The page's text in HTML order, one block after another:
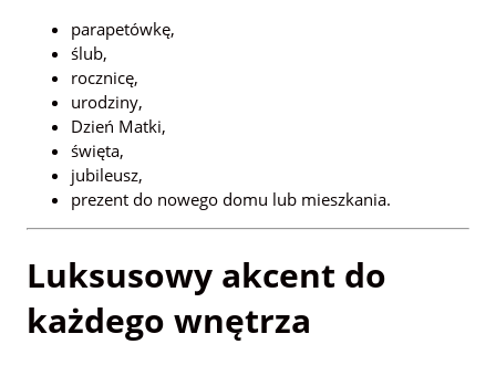
parapetówkę,
ślub,
rocznicę,
urodziny,
Dzień Matki,
święta,
jubileusz,
prezent do nowego domu lub mieszkania.
Luksusowy akcent do
każdego wnętrza